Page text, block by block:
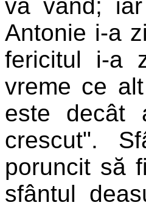
vă vând;
Antonie i-a
fericitul i-a
vreme ce
este decât
crescut".
poruncit să
sfântul